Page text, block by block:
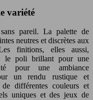
variété
pareil. La palette de
neutres et discrètes aux
finitions, elles aussi,
le poli brillant pour une
pour une ambiance
un rendu rustique et
différentes couleurs et
uniques et des jeux de